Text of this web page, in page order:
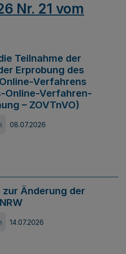
Nr. 21 vom
Teilnahme der
Erprobung des
Verfahrens
Online-Verfahren-
– ZOVTnVO)
08.07.2026
Änderung der
14.07.2026